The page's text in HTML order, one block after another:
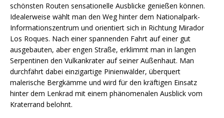
schönsten Routen sensationelle Ausblicke genießen können.
Idealerweise wählt man den Weg hinter dem Nationalpark-
Informationszentrum und orientiert sich in Richtung Mirador
Los Roques. Nach einer spannenden Fahrt auf einer gut
ausgebauten, aber engen Straße, erklimmt man in langen
Serpentinen den Vulkankrater auf seiner Außenhaut. Man
durchfährt dabei einzigartige Pinienwälder, überquert
malerische Bergkämme und wird für den kräftigen Einsatz
hinter dem Lenkrad mit einem phänomenalen Ausblick vom
Kraterrand belohnt.